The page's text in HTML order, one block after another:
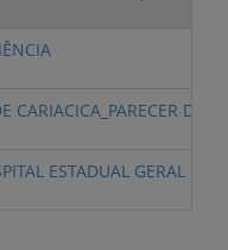
CARIACICA_PARECER DO
ESTADUAL GERAL DE